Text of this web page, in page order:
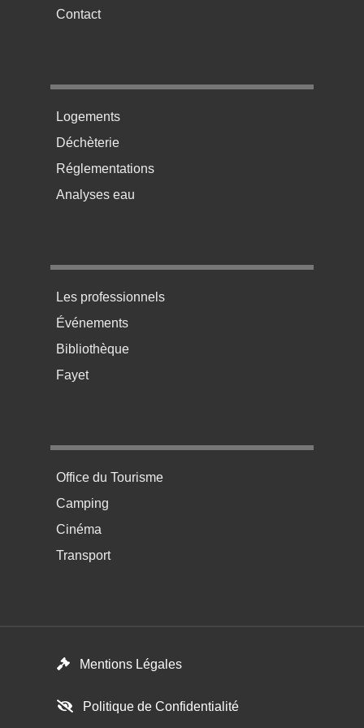
Contact
Menu pratique bas de page 2
Logements
Déchèterie
Réglementations
Analyses eau
Menu pratique bas de page 3
Les professionnels
Événements
Bibliothèque
Fayet
Menu pratique bas de page 4
Office du Tourisme
Camping
Cinéma
Transport
Mentions Légales
Politique de Confidentialité